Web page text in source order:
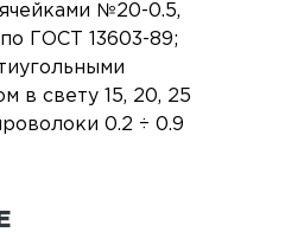
№20-0.5,
ГОСТ 13603-89;
в свету 15, 20, 25
0.2 ÷ 0.9